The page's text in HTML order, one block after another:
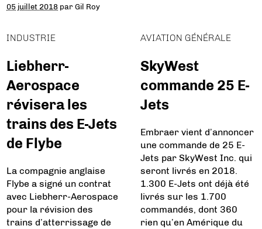
05 juillet 2018 parGil Roy
INDUSTRIE
Liebherr-
Aerospace
révisera les
trains des E-Jets
de Flybe
La compagnie anglaise
Flybe a signé un contrat
avec Liebherr-Aerospace
pour la révision des
trains d’atterrissage de
AVIATION GÉNÉRALE
SkyWest
commande 25 E-
Jets
Embraer vient d’annoncer
une commande de 25 E-
Jets par SkyWest Inc. qui
seront livrés en 2018.
1.300 E-Jets ont déjà été
livrés sur les 1.700
commandés, dont 360
rien qu’en Amérique du